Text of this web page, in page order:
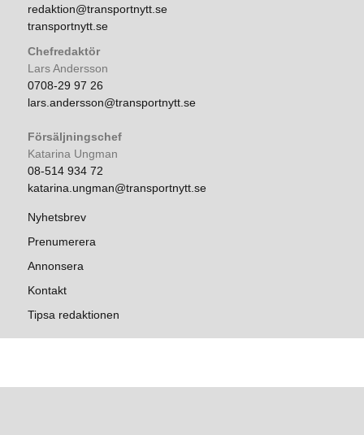
redaktion@transportnytt.se
transportnytt.se
Chefredaktör
Lars Andersson
0708-29 97 26
lars.andersson@transportnytt.se
Försäljningschef
Katarina Ungman
08-514 934 72
katarina.ungman@transportnytt.se
Nyhetsbrev
Prenumerera
Annonsera
Kontakt
Tipsa redaktionen